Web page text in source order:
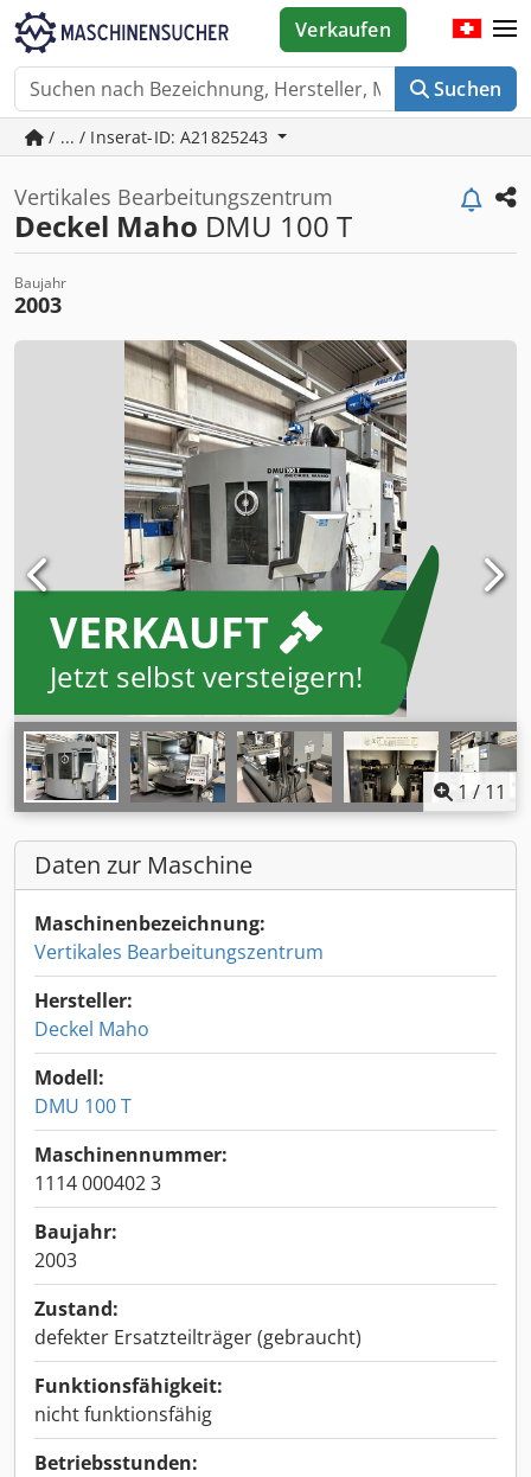
Suchen
Verkaufen
/ ... / Inserat-ID: A21825243
Vertikales Bearbeitungszentrum
Deckel Maho DMU 100 T
Baujahr
2003
VERKAUFT
Jetzt selbst versteigern!
1 / 11
Daten zur Maschine
Maschinenbezeichnung:
Vertikales Bearbeitungszentrum
Hersteller:
Deckel Maho
Modell:
DMU 100 T
Maschinennummer:
1114 000402 3
Baujahr:
2003
Zustand:
defekter Ersatzteilträger (gebraucht)
Funktionsfähigkeit:
nicht funktionsfähig
Betriebsstunden: